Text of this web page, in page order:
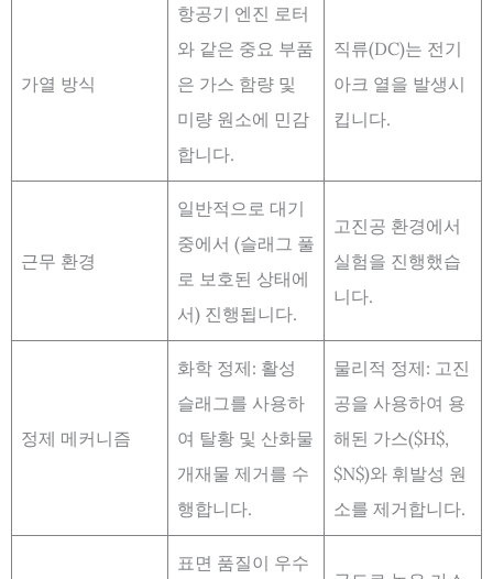
가열 방식
항공기 엔진 로터
와 같은 중요 부품
은 가스 함량 및
미량 원소에 민감
합니다.
직류(DC)는 전기
아크 열을 발생시
킵니다.
근무 환경
일반적으로 대기
중에서 (슬래그 풀
로 보호된 상태에
서) 진행됩니다.
고진공 환경에서
실험을 진행했습
니다.
정제 메커니즘
화학 정제: 활성
슬래그를 사용하
여 탈황 및 산화물
개재물 제거를 수
행합니다.
물리적 정제: 고진
공을 사용하여 용
해된 가스($H$,
$N$)와 휘발성 원
소를 제거합니다.
표면 품질이 우수